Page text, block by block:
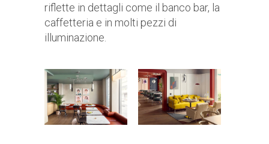
riflette in dettagli come il banco bar, la
caffetteria e in molti pezzi di
illuminazione.